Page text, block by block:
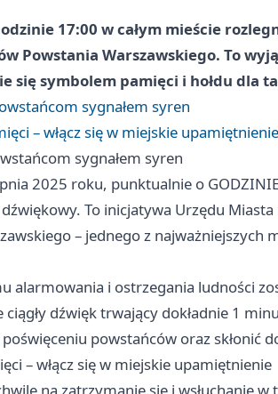
17:00 w całym mieście
Powstania Warszawskiego. To
się symbolem pamięci i hołdu dla
sygnałem syren
– włącz się w miejskie upamiętnienie
sygnałem syren
2025 roku, punktualnie o
To inicjatywa Urzędu
– jednego z najważniejszych
alarmowania i ostrzegania ludności
dźwięk trwający dokładnie 1
powstańców oraz skłonić
– włącz się w miejskie upamiętnienie